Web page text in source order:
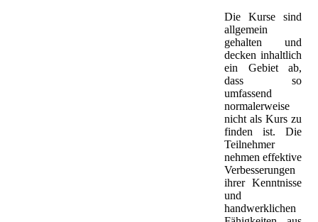
Die Kurse sind
allgemein
gehalten und
decken inhaltlich
ein Gebiet ab,
dass so
umfassend
normalerweise
nicht als Kurs zu
finden ist. Die
Teilnehmer
nehmen effektive
Verbesserungen
ihrer Kenntnisse
und
handwerklichen